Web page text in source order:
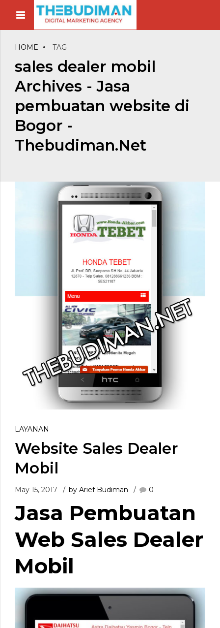
HOME TAG
sales dealer mobil
Archives - Jasa
pembuatan website di
Bogor -
Thebudiman.Net
LAYANAN
Website Sales Dealer
Mobil
May 15, 2017 by Arief Budiman 0
Jasa Pembuatan
Web Sales Dealer
Mobil